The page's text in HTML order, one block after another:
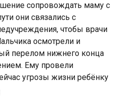
сопровождать маму с
они связались с
чтобы врачи
осмотрели и
перелом нижнего конца
Ему провели
угрозы жизни ребёнку